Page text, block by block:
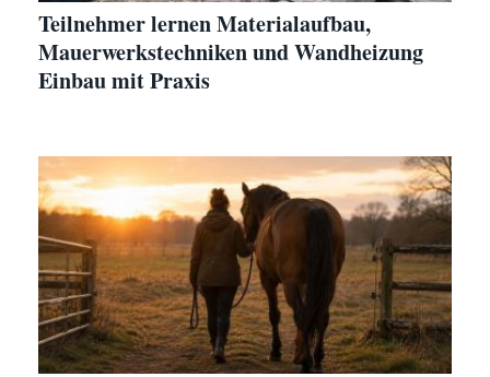
Teilnehmer lernen Materialaufbau,
Mauerwerkstechniken und Wandheizung
Einbau mit Praxis